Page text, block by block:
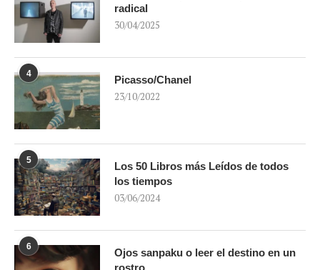
radical
30/04/2025
4
Picasso/Chanel
23/10/2022
5
Los 50 Libros más Leídos de todos
los tiempos
03/06/2024
6
Ojos sanpaku o leer el destino en un
rostro